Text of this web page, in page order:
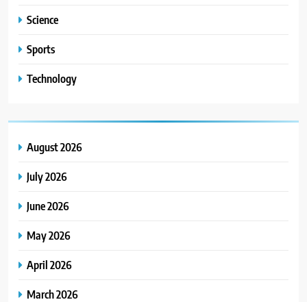
Science
Sports
Technology
August 2026
July 2026
June 2026
May 2026
April 2026
March 2026